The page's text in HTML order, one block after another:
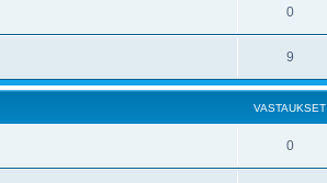
0
9
VASTAUKSET
0